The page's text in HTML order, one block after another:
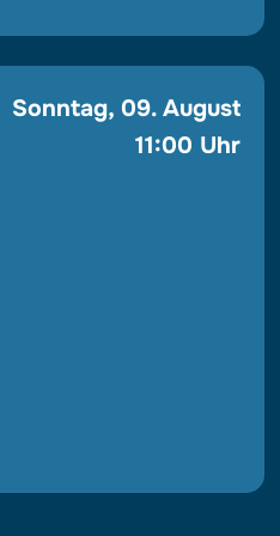
Sonntag, 09. August
11:00 Uhr